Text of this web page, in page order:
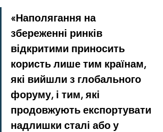
«Наполягання на
збереженні ринків
відкритими приносить
користь лише тим країнам,
які вийшли з глобального
форуму, і тим, які
продовжують експортувати
надлишки сталі або у